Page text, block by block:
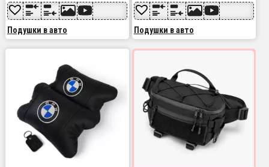
Подушки в авто Подушки в авто